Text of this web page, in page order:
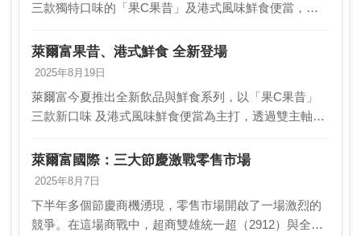
三款獨特口味的「果C果昔」及港式風味鮮食便當，為
發點，結合雙主軸產品策略，並配合限時優惠活動，預
計在夏…
萊爾富果昔、港式鮮食 全新登場
2025年8月19日
萊爾富今夏推出全新飲品與鮮食系列，以「果C果昔」
三款新口味 及港式風味鮮食便當為主打，透過雙主軸產
炎炎夏日帶動市場熱潮。果C果昔此次新品延續特色，
推…
萊爾富國際：三大節慶激戰零售市場
2025年8月7日
下半年多個節慶商機湧現，零售市場開啟了一場激烈的
競爭。在這場商戰中，超商雙雄統一超（2912）與全